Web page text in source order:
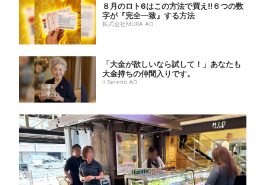
８月のロト6はこの方法で買え!!６つの数
字が『完全一致』する方法
株式会社MURA AD
「大金が欲しいなら試して！」あなたも
大金持ちの仲間入りです。
Il Sereno AD